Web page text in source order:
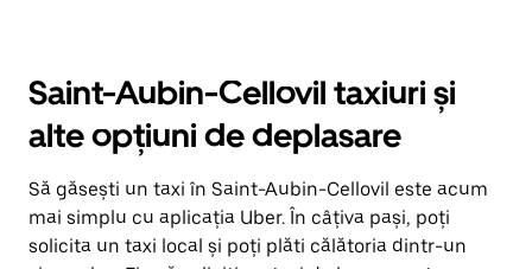
Saint-Aubin-Cellovil taxiuri și
alte opțiuni de deplasare
Să găsești un taxi în Saint-Aubin-Cellovil este acum
mai simplu cu aplicația Uber. În câțiva pași, poți
solicita un taxi local și poți plăti călătoria dintr-un